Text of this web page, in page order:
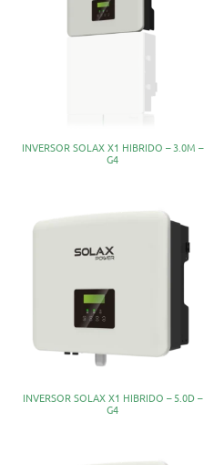
INVERSOR SOLAX X1 HIBRIDO – 3.0M –
G4
INVERSOR SOLAX X1 HIBRIDO – 5.0D –
G4